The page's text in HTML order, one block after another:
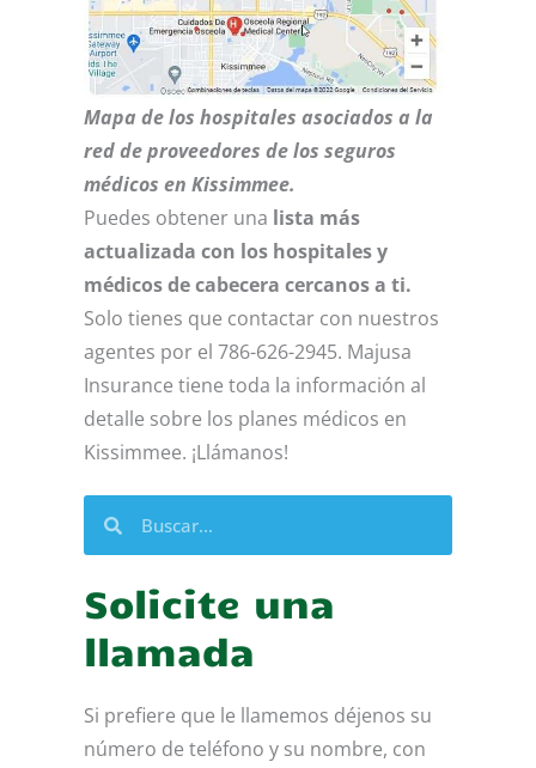
Mapa de los hospitales asociados a la
red de proveedores de los seguros
médicos en Kissimmee.
Puedes obtener una lista más
actualizada con los hospitales y
médicos de cabecera cercanos a ti.
Solo tienes que contactar con nuestros
agentes por el 786-626-2945. Majusa
Insurance tiene toda la información al
detalle sobre los planes médicos en
Kissimmee. ¡Llámanos!
Buscar
Solicite una
llamada
Si prefiere que le llamemos déjenos su
número de teléfono y su nombre, con